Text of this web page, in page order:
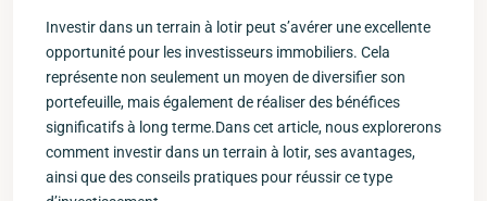
Investir dans un terrain à lotir‍ peut s’avérer une excellente
opportunité pour les investisseurs⁤ immobiliers. Cela
représente non ‌seulement un moyen de diversifier​ son
portefeuille, mais également ⁣de réaliser des bénéfices
significatifs à long terme.Dans​ cet ⁣article, nous explorerons
⁤comment investir dans un terrain à lotir, ses avantages,
ainsi que‍ des conseils pratiques pour réussir⁣ ce type